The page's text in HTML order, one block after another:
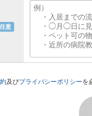
任意
及びプライバシーポリシーを